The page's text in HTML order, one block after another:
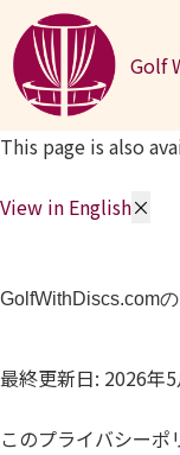
コンテンツへスキップ
ホームページ
ディスクゴルフ
プレイヤーリソー
記事
🌙
Golf
This page is also
View in English×
GolfWithDiscs.com
最終更新日: 2026年
このプライバシーポ